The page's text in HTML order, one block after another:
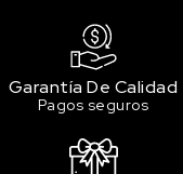
Garantía De Calidad
Pagos seguros